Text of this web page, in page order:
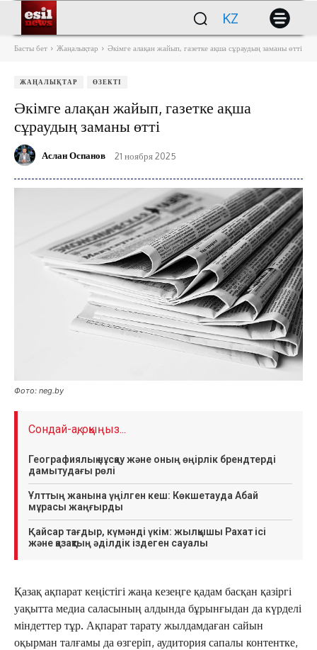
KZ
Басты бет Жаңалықтар Әкімге алақан жайып, газетке ақша сұраудың заманы өтті
ЖАҢАЛЫҚТАР ӨЗЕКТІ
Әкімге алақан жайып, газетке ақша
сұраудың заманы өтті
Аслан Оспанов 21 ноября 2025
Фото: neg.by
Сондай-ақ, оқыңыз...
Географиялық нұсқау және оның өңірлік брендтерді
дамытудағы рөлі
Ұлттың жанына үңілген кеш: Көкшетауда Абай
мұрасы жаңғырды
Қайсар тағдыр, күмәнді үкім: жылқышы Рахат ісі
және қазақтың әділдік іздеген сауалы
Қазақ ақпарат кеңістігі жаңа кезеңге қадам басқан қазіргі
уақытта медиа саласының алдында бұрынғыдан да күрделі
міндеттер тұр. Ақпарат тарату жылдамдаған сайын
оқырман талғамы да өзгеріп, аудитория сапалы контентке,